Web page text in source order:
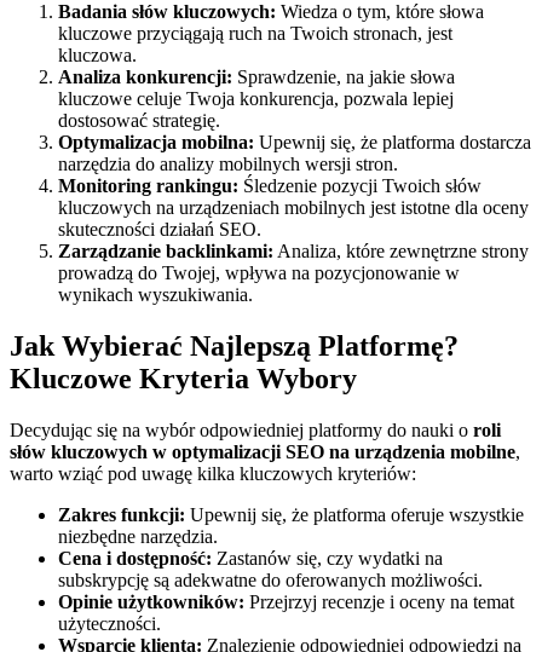
Badania słów kluczowych: Wiedza o tym, które słowa
kluczowe przyciągają ruch na Twoich stronach, jest
kluczowa.
Analiza konkurencji: Sprawdzenie, na jakie słowa
kluczowe celuje Twoja konkurencja, pozwala lepiej
dostosować strategię.
Optymalizacja mobilna: Upewnij się, że platforma dostarcza
narzędzia do analizy mobilnych wersji stron.
Monitoring rankingu: Śledzenie pozycji Twoich słów
kluczowych na urządzeniach mobilnych jest istotne dla oceny
skuteczności działań SEO.
Zarządzanie backlinkami: Analiza, które zewnętrzne strony
prowadzą do Twojej, wpływa na pozycjonowanie w
wynikach wyszukiwania.
Jak Wybierać Najlepszą Platformę?
Kluczowe Kryteria Wybory
Decydując się na wybór odpowiedniej platformy do nauki o roli
słów kluczowych w optymalizacji SEO na urządzenia mobilne,
warto wziąć pod uwagę kilka kluczowych kryteriów:
Zakres funkcji: Upewnij się, że platforma oferuje wszystkie
niezbędne narzędzia.
Cena i dostępność: Zastanów się, czy wydatki na
subskrypcję są adekwatne do oferowanych możliwości.
Opinie użytkowników: Przejrzyj recenzje i oceny na temat
użyteczności.
Wsparcie klienta: Znalezienie odpowiedniej odpowiedzi na